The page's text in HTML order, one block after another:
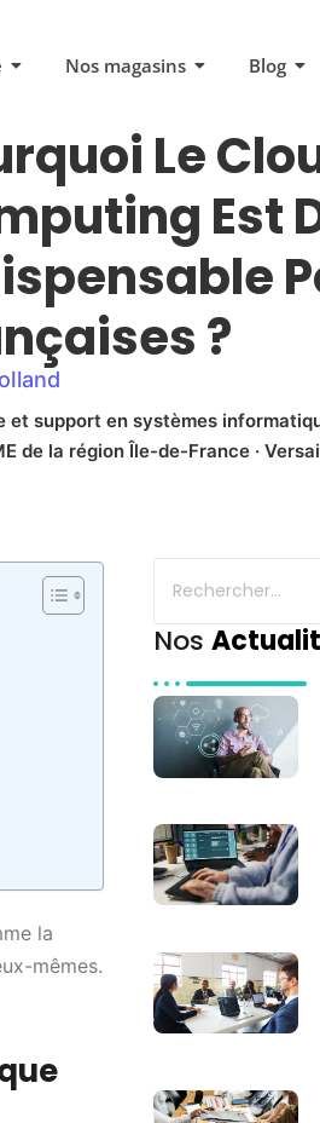
Nos magasins Blog
Le
Est
?
et support en systèmes
de la région Île-de-France ·
la
mêmes.
Nos